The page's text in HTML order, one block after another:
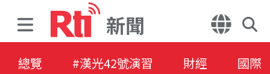
新聞
總覽 #漢光42號演習 財經 國際